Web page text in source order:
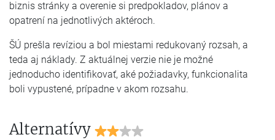
biznis stránky a overenie si predpokladov, plánov a
opatrení na jednotlivých aktéroch.
ŠÚ prešla revíziou a bol miestami redukovaný rozsah, a
teda aj náklady. Z aktuálnej verzie nie je možné
jednoducho identifikovať, aké požiadavky, funkcionalita
boli vypustené, prípadne v akom rozsahu.
Alternatívy